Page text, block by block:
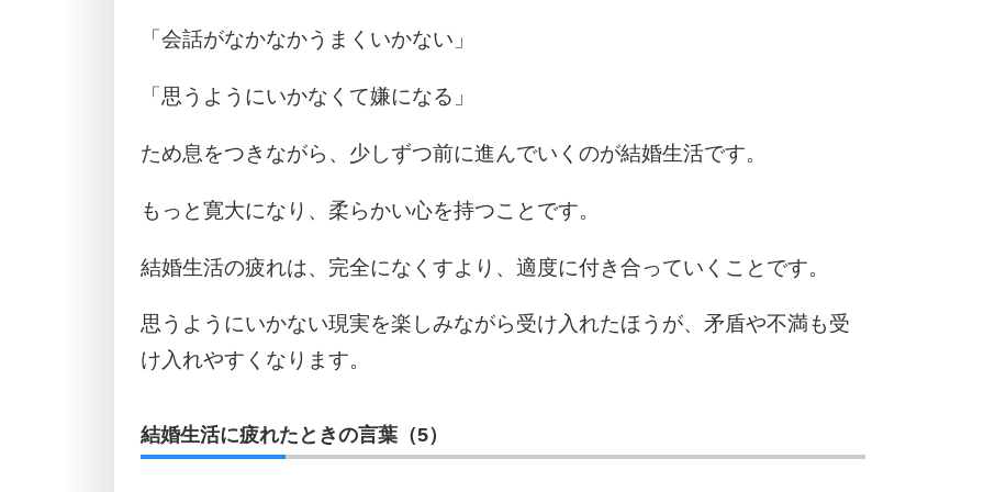
「会話がなかなかうまくいかない」
「思うようにいかなくて嫌になる」
ため息をつきながら、少しずつ前に進んでいくのが結婚生活です。
もっと寛大になり、柔らかい心を持つことです。
結婚生活の疲れは、完全になくすより、適度に付き合っていくことです。
思うようにいかない現実を楽しみながら受け入れたほうが、矛盾や不満も受
け入れやすくなります。
結婚生活に疲れたときの言葉（5）